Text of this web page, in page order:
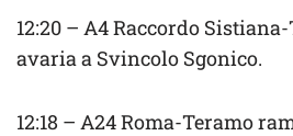
12:20 – A4 Raccordo
avaria a Svincolo Sgonico.
12:18 – A24 Roma-Teramo